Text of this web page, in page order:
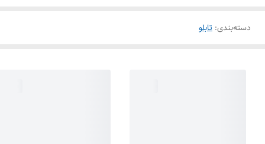
دسته‌بندی: تابلو